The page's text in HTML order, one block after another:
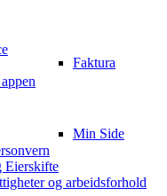
Faktura
Min Side
Eierskifte
og arbeidsforhold